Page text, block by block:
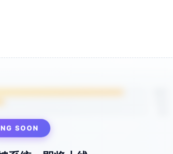
与里程碑门槛，确保积分成本与增量收入匹配。
预算上限与实时预警。
邮件域/员工工号校验+月度审计。
；建立人工备援与SLA，关键时段加派人员。
SOON